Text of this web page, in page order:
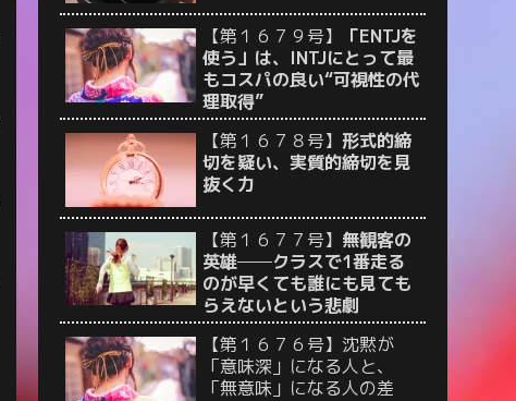
【第１６７９号】
「ENTJを
使う」は、INTJにとって最
もコスパの良い“可視性の代
理取得”
【第１６７８号】 形式的締
切を疑い、実質的締切を見
抜く力
【第１６７７号】 無観客の
英雄──クラスで1番走る
のが早くても誰にも見ても
らえないという悲劇
【第１６７６号】沈黙が
「意味深」になる人と、
「無意味」になる人の差